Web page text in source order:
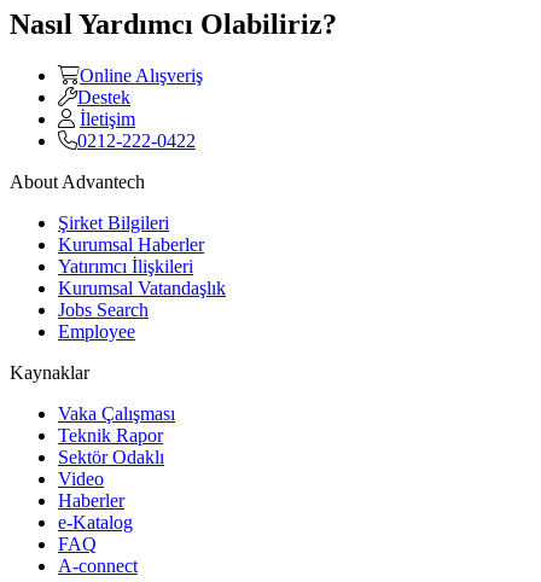
Nasıl Yardımcı Olabiliriz?
Online Alışveriş
Destek
İletişim
0212-222-0422
About Advantech
Şirket Bilgileri
Kurumsal Haberler
Yatırımcı İlişkileri
Kurumsal Vatandaşlık
Jobs Search
Employee
Kaynaklar
Vaka Çalışması
Teknik Rapor
Sektör Odaklı
Video
Haberler
e-Katalog
FAQ
A-connect